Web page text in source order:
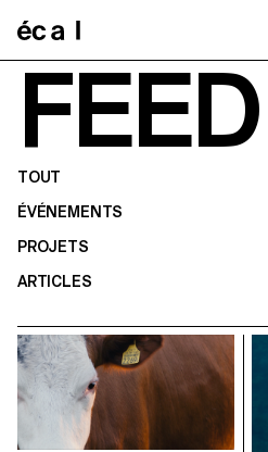
FEED
TOUT
ÉVÉNEMENTS
PROJETS
ARTICLES